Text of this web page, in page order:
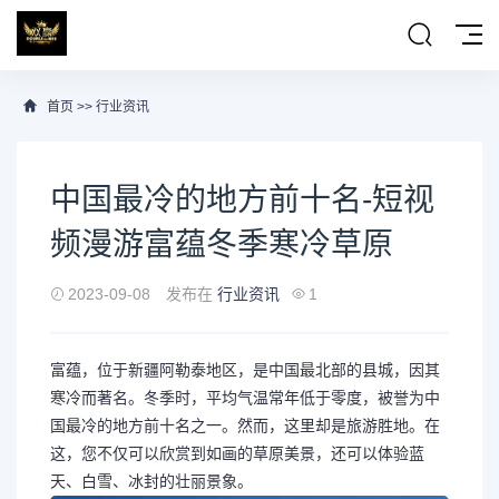
首页 >> 行业资讯
中国最冷的地方前十名-短视
频漫游富蕴冬季寒冷草原
2023-09-08 发布在 行业资讯 1
富蕴，位于新疆阿勒泰地区，是中国最北部的县城，因其
寒冷而著名。冬季时，平均气温常年低于零度，被誉为中
国最冷的地方前十名之一。然而，这里却是旅游胜地。在
这，您不仅可以欣赏到如画的草原美景，还可以体验蓝
天、白雪、冰封的壮丽景象。